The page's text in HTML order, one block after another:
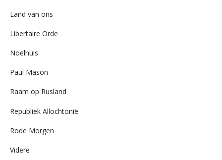
Land van ons
Libertaire Orde
Noelhuis
Paul Mason
Raam op Rusland
Republiek Allochtonië
Rode Morgen
Videre